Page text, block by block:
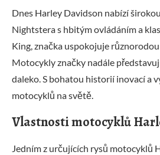
Dnes Harley Davidson nabízí
Nightstera s hbitým ovládáním a
King, značka uspokojuje
Motocykly značky nadále
daleko. S bohatou historií inovací a
motocyklů na světě.
Vlastnosti motocyklů
Jedním z určujících rysů motocyklů